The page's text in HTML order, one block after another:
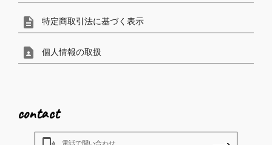
description 特定商取引法に基づく表示
contact_page 個人情報の取扱
contact
電話で問い合わせ